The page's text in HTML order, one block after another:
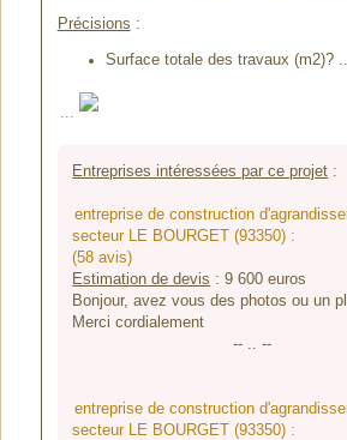
Précisions :
Surface totale des travaux (m2)?
...
Entreprises intéressées par ce projet :
entreprise de construction
secteur LE BOURGET (93350) :
(58 avis)
Estimation de devis :9 600 euros
Bonjour, avez vous des photos ou un
Merci cordialement
-- .. --
entreprise de construction
secteur LE BOURGET (93350) :